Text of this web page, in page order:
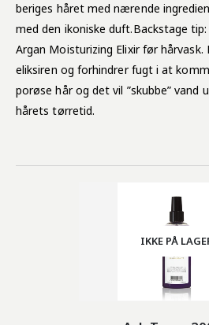
beriges håret med nærende
med den ikoniske duft.Backstage
Argan Moisturizing Elixir før hårvask.
eliksiren og forhindrer fugt i at
porøse hår og det vil ”skubbe” vand
hårets tørretid.
IKKE PÅ